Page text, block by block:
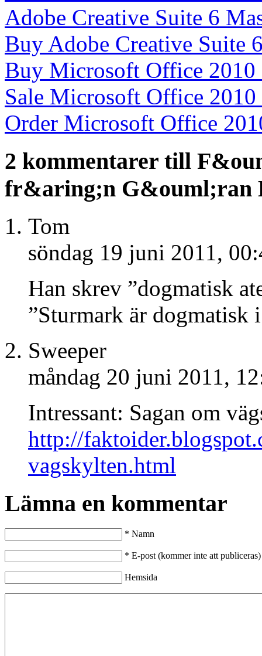
Adobe Creative Suite 6
Buy Adobe Creative Suite
Buy Microsoft Office 2010
Sale Microsoft Office 2010
Order Microsoft Office
2 kommentarer till
fr&aring;n G&ouml;ran
Tom
söndag 19 juni 2011,
Han skrev ”dogmatisk
”Sturmark är dogmatisk
Sweeper
måndag 20 juni 2011,
Intressant: Sagan om
http://
vagskylten.html
Lämna en kommentar
* Namn
* E-post (kommer inte att publiceras)
Hemsida